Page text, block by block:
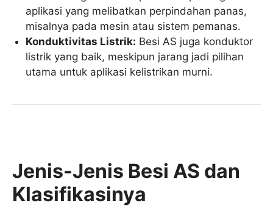
aplikasi yang melibatkan perpindahan panas,
misalnya pada mesin atau sistem pemanas.
Konduktivitas Listrik: Besi AS juga konduktor
listrik yang baik, meskipun jarang jadi pilihan
utama untuk aplikasi kelistrikan murni.
Jenis-Jenis Besi AS dan
Klasifikasinya